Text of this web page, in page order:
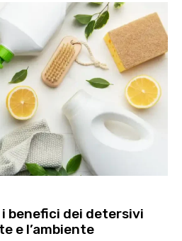
benefici dei detersivi
e l’ambiente